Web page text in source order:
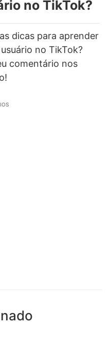
no TikTok?
dicas para aprender
no TikTok?
comentário nos